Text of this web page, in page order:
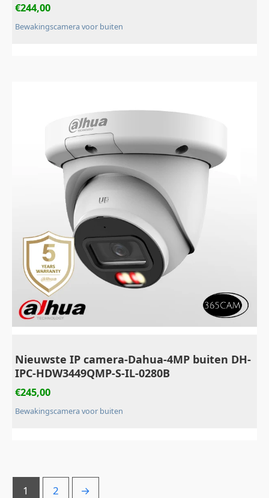
€244,00
Bewakingscamera voor buiten
Nieuwste IP camera-Dahua-4MP buiten DH-
IPC-HDW3449QMP-S-IL-0280B
€245,00
Bewakingscamera voor buiten
1 2 →